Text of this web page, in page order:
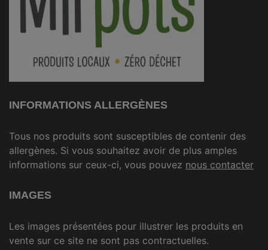
INFORMATIONS ALLERGÈNES
Tous nos produits sont susceptibles de contenir des
allergènes. Si vous souhaitez avoir de plus amples
informations sur ceux-ci, vous pouvez nous contacter
IMAGES
Les images présentées pour illustrer les produits en
vente sur ce site ne sont pas contractuelles.